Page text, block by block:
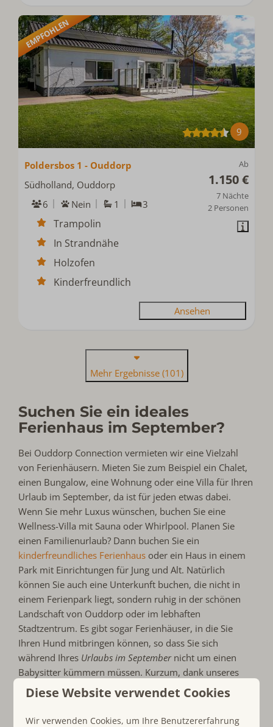
EMPFOHLEN
9
Ab
1.150 €
7 Nächte
2 Personen
Poldersbos 1 - Ouddorp
Südholland, Ouddorp
6
Nein 1 3
Trampolin
In Strandnähe
Holzofen
Kinderfreundlich
Ansehen
Mehr Ergebnisse (101)
Suchen Sie ein ideales
Ferienhaus im September?
Bei Ouddorp Connection vermieten wir eine Vielzahl
von Ferienhäusern. Mieten Sie zum Beispiel ein Chalet,
einen Bungalow, eine Wohnung oder eine Villa für Ihren
Urlaub im September, da ist für jeden etwas dabei.
Wenn Sie mehr Luxus wünschen, buchen Sie eine
Wellness-Villa mit Sauna oder Whirlpool. Planen Sie
einen Familienurlaub? Dann buchen Sie ein
kinderfreundliches Ferienhaus oder ein Haus in einem
Park mit Einrichtungen für Jung und Alt. Natürlich
können Sie auch eine Unterkunft buchen, die nicht in
einem Ferienpark liegt, sondern ruhig in der schönen
Landschaft von Ouddorp oder im lebhaften
Stadtzentrum. Es gibt sogar Ferienhäuser, in die Sie
Ihren Hund mitbringen können, so dass Sie sich
während Ihres Urlaubs im Septembernicht um einen
Babysitter kümmern müssen. Kurzum, dank unseres
breiten Angebots finden Sie immer ein Haus, das Ihren
Bedürfnissen entspricht.
Diese Website verwendet Cookies
Wir verwenden Cookies, um Ihre Benutzererfahrung